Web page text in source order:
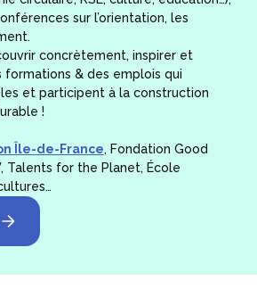
sur l’orientation, les
concrètement, inspirer et
formations & des emplois qui
et participent à la construction
!
Île-de-France, Fondation Good
Talents for the Planet, École